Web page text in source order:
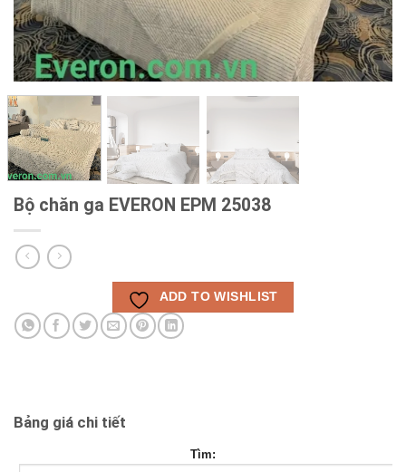
Bộ chăn ga EVERON EPM 25038
ADD TO WISHLIST
Bảng giá chi tiết
Tìm: